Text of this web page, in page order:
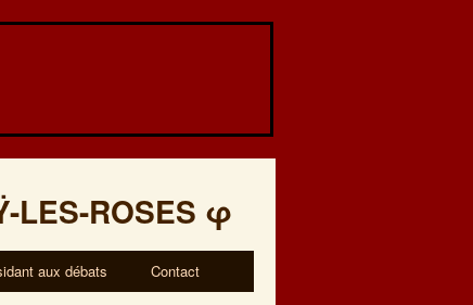
LES-ROSES φ
aux débats Contact